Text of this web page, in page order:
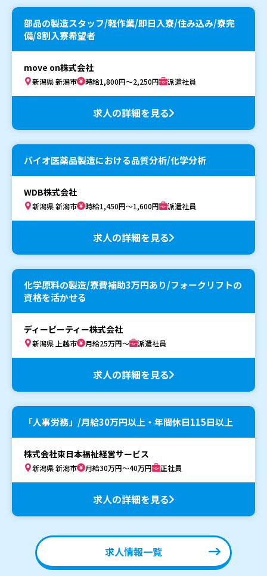
部品の製造スタッフ/軽作業/即日入寮/住み込み/寮完
備/8割入寮希望者
move on株式会社
新潟県 新潟市 時給1,800円～2,250円 派遣社員
求人の詳細を見る
バイオ医薬品製造における品質分析/化学分析
WDB株式会社
新潟県 新潟市 時給1,450円～1,600円 派遣社員
求人の詳細を見る
化学原料の製造/寮費補助3万円あり/フォークリフトの
資格を活かせる
ディーピーティー株式会社
新潟県 上越市 月給25万円～ 派遣社員
求人の詳細を見る
「人事労務」/月給30万円以上・年間休日115日以上
株式会社東日本福祉経営サービス
新潟県 新潟市 月給30万円～40万円 正社員
求人の詳細を見る
求人情報一覧